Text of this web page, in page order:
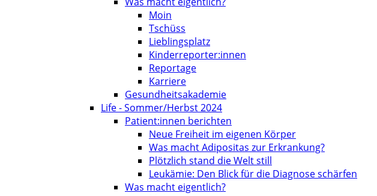
Moin
Tschüss
Lieblingsplatz
Kinderreporter:innen
Reportage
Karriere
Gesundheitsakademie
Life - Sommer/Herbst 2024
Patient:innen berichten
Neue Freiheit im eigenen Körper
Was macht Adipositas zur Erkrankung?
Plötzlich stand die Welt still
Leukämie: Den Blick für die Diagnose schärfen
Was macht eigentlich?